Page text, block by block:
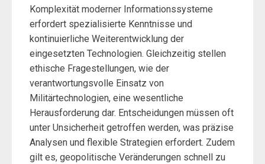
Komplexität moderner Informationssysteme
erfordert spezialisierte Kenntnisse und
kontinuierliche Weiterentwicklung der
eingesetzten Technologien. Gleichzeitig stellen
ethische Fragestellungen, wie der
verantwortungsvolle Einsatz von
Militärtechnologien, eine wesentliche
Herausforderung dar. Entscheidungen müssen oft
unter Unsicherheit getroffen werden, was präzise
Analysen und flexible Strategien erfordert. Zudem
gilt es, geopolitische Veränderungen schnell zu